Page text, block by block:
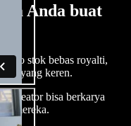
Anda buat
stok bebas royalti,
yang keren.
bisa berkarya
mereka.